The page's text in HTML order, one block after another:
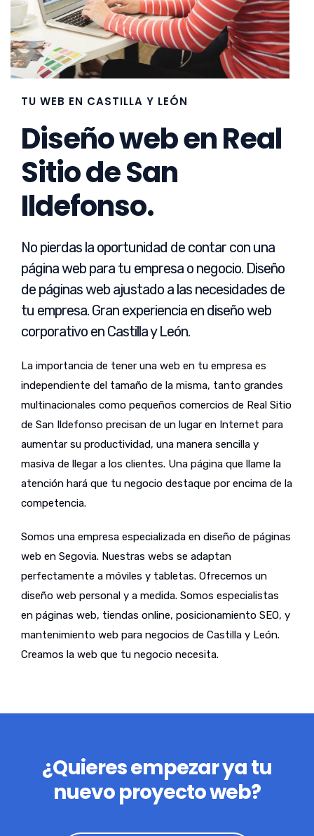
TU WEB EN CASTILLA Y LEÓN
Diseño web en Real
Sitio de San
Ildefonso.
No pierdas la oportunidad de contar con una
página web para tu empresa o negocio. Diseño
de páginas web ajustado a las necesidades de
tu empresa. Gran experiencia en diseño web
corporativo en Castilla y León.
La importancia de tener una web en tu empresa es
independiente del tamaño de la misma, tanto grandes
multinacionales como pequeños comercios de Real Sitio
de San Ildefonso precisan de un lugar en Internet para
aumentar su productividad, una manera sencilla y
masiva de llegar a los clientes. Una página que llame la
atención hará que tu negocio destaque por encima de la
competencia.
Somos una empresa especializada en diseño de páginas
web en Segovia. Nuestras webs se adaptan
perfectamente a móviles y tabletas. Ofrecemos un
diseño web personal y a medida. Somos especialistas
en páginas web, tiendas online, posicionamiento SEO, y
mantenimiento web para negocios de Castilla y León.
Creamos la web que tu negocio necesita.
¿Quieres empezar ya tu
nuevo proyecto web?